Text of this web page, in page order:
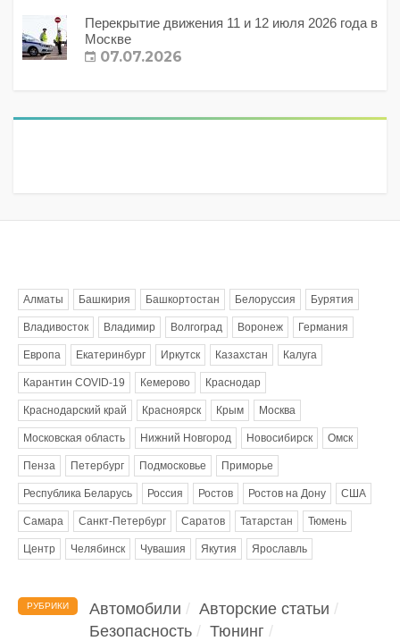
Перекрытие движения 11 и 12 июля 2026 года в
Москве
07.07.2026
Алматы Башкирия Башкортостан Белоруссия Бурятия
Владивосток Владимир Волгоград Воронеж Германия
Европа Екатеринбург Иркутск Казахстан Калуга
Карантин COVID-19 Кемерово Краснодар
Краснодарский край Красноярск Крым Москва
Московская область Нижний Новгород Новосибирск Омск
Пенза Петербург Подмосковье Приморье
Республика Беларусь Россия Ростов Ростов на Дону США
Самара Санкт-Петербург Саратов Татарстан Тюмень
Центр Челябинск Чувашия Якутия Ярославль
РУБРИКИ Автомобили
Авторские статьи
Безопасность
Тюнинг